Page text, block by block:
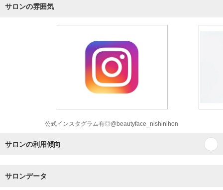
サロンの雰囲気
公式インスタグラム有◎@beautyface_nishinihon
サロンの利用傾向
サロンデータ